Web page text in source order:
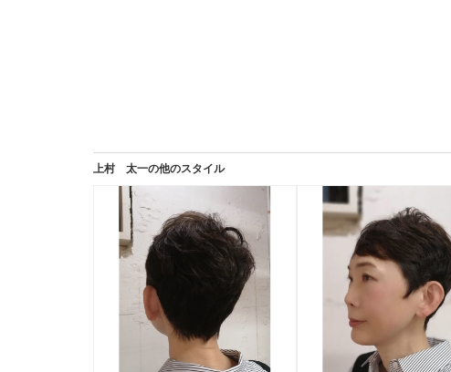
上村 太一の他のスタイル